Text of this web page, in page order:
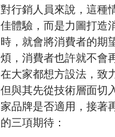
對行銷人員來說，這種
佳體驗，而是力圖打造
時，就會將消費者的期
煩，消費者也許就不會
在大家都想方設法，致
但與其先從技術層面切
家品牌是否適用，接著
的三項期待：